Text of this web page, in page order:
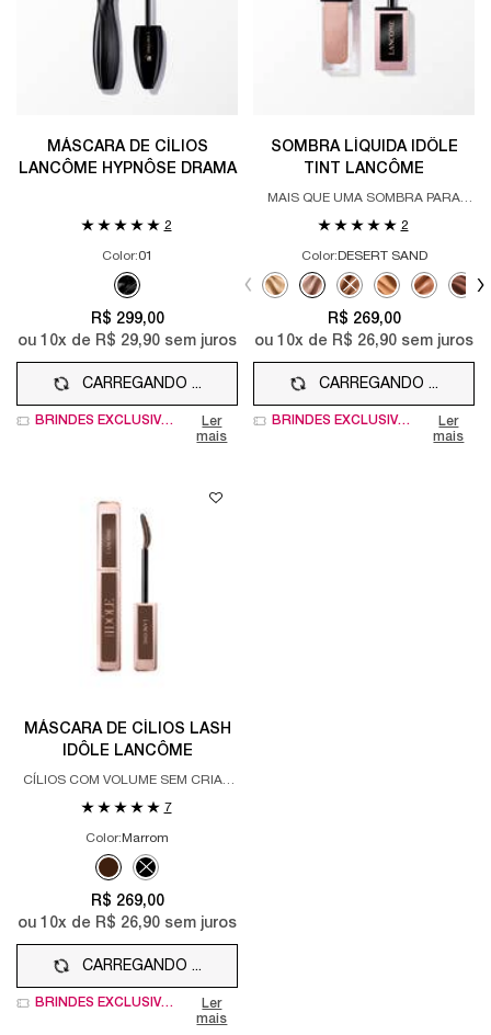
MÁSCARA DE CÍLIOS
LANCÔME HYPNÔSE DRAMA
2
Color:01
Selected
01 color for MÁSCARA DE CÍLIOS LANCÔME HYPNÔSE
R$ 299,00
ou 10x de R$ 29,90 sem juros
CARREGANDO ...
BRINDES EXCLUSIVOS
Ler
mais
SOMBRA LÍQUIDA IDÔLE
TINT LANCÔME
MAIS QUE UMA SOMBRA PARA
MULTIFUNCIONAL
2
Color: DESERT SAND
Selecione a corSelected
SUNBURST color for SOMBRA
Selected
DESERT SAND color for
Selected
The product variation is
Selected
SIENNA color for
Selected
SAND
R$ 269,00
ou 10x de R$ 26,90 sem juros
CARREGANDO ...
BRINDES EXCLUSIVOS
Ler
mais
MÁSCARA DE CÍLIOS LASH
IDÔLE LANCÔME
CÍLIOS COM VOLUME SEM CRIAR
7
Color: Marrom
Selected
Marrom color for MÁSCARA DE CÍLIOS LASH IDÔLE
Selected
The product variation is out of stock, Preto color for
R$ 269,00
ou 10x de R$ 26,90 sem juros
CARREGANDO ...
BRINDES EXCLUSIVOS
Ler
mais